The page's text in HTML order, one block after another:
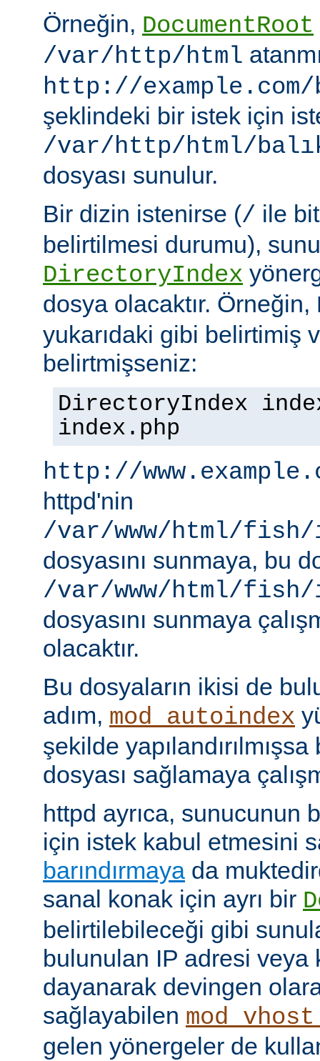
Örneğin, DocumentRoot
/var/http/html
http://
şeklindeki bir istek için
/var/http/html/
dosyası sunulur.
Bir dizin istenirse (/ ile
belirtilmesi durumu),
DirectoryIndex
dosya olacaktır. Örneğin,
yukarıdaki gibi belirtimiş
belirtmişseniz:
DirectoryIndex
index.php
http://
httpd'nin
/var/www/html/
dosyasını sunmaya, bu
/var/www/html/fish/
dosyasını sunmaya
olacaktır.
Bu dosyaların ikisi de
adım, mod_autoindex
şekilde
dosyası sağlamaya
httpd ayrıca, sunucunun
için istek kabul etmesini
barındırmaya da
sanal konak için ayrı bir
belirtilebileceği gibi
bulunulan IP adresi veya
dayanarak devingen
sağlayabilen
gelen yönergeler de